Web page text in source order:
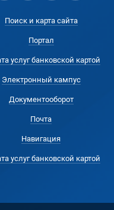
Поиск и карта сайта
Портал
услуг банковской картой
Электронный кампус
Документооборот
Почта
Навигация
услуг банковской картой